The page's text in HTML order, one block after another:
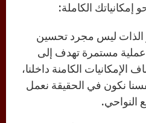
إمكانياتك الكاملة:
الذات ليس مجرد تحسين
عملية مستمرة تهدف إلى
الكامنة داخلنا،
نكون في الحقيقة نعمل
النواحي.